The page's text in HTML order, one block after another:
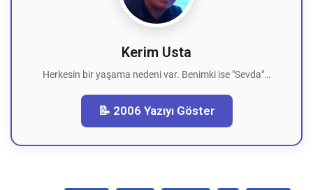
Kerim Usta
Herkesin bir yaşama nedeni var. Benimki ise "Sevda"…
📝 2006 Yazıyı Göster